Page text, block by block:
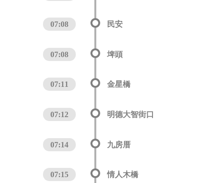
07:08 民安
07:08 埤頭
07:11 金星橋
07:12 明德大智街口
07:14 九房厝
07:15 情人木橋